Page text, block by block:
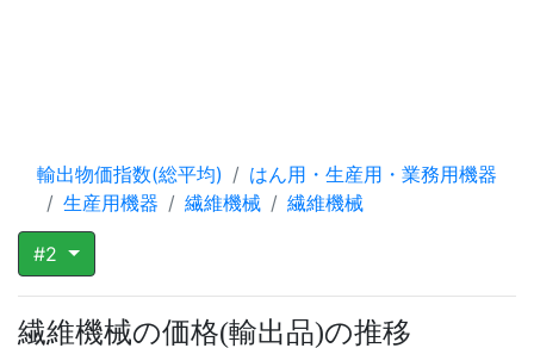
輸出物価指数(総平均)
はん用・生産用・業務用機器
生産用機器
繊維機械 繊維機械
#2
繊維機械の価格(輸出品)の推移